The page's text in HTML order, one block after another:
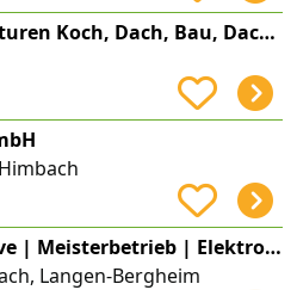
Baureparaturen Koch, Dach, Bau, Dachfenster,Asbestsanierung
Elektro Dave | Meisterbetrieb | Elektroinstallationen aller Art
Langen-Bergheim